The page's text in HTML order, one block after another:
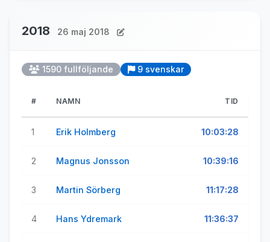
2018 26 maj 2018
1590 fullföljande 9 svenskar
# NAMN TID
1 Erik Holmberg 10:03:28
2 Magnus Jonsson 10:39:16
3 Martin Sörberg 11:17:28
4 Hans Ydremark 11:36:37